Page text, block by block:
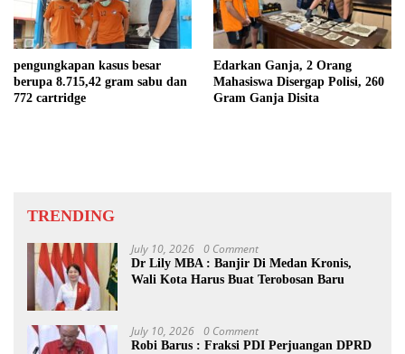
pengungkapan kasus besar
berupa 8.715,42 gram sabu dan
772 cartridge
Edarkan Ganja, 2 Orang
Mahasiswa Disergap Polisi, 260
Gram Ganja Disita
TRENDING
July 10, 2026 0 Comment
Dr Lily MBA : Banjir Di Medan Kronis,
Wali Kota Harus Buat Terobosan Baru
July 10, 2026 0 Comment
Robi Barus : Fraksi PDI Perjuangan DPRD